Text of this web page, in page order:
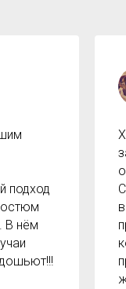
подход
В нём